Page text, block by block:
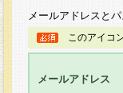
メールアドレスと
このアイコ
メールアドレス